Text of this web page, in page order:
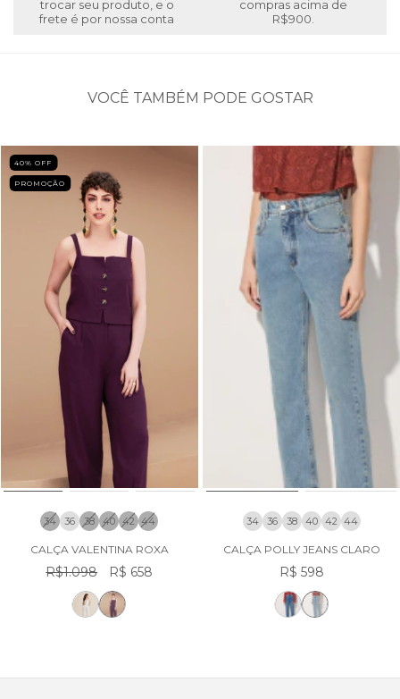
trocar seu produto, e o
frete é por nossa conta
compras acima de
R$900.
VOCÊ TAMBÉM PODE GOSTAR
40% OFF
PROMOÇÃO
34 36 38 40 42 44
CALÇA VALENTINA ROXA
R$1.098 R$ 658
34 36 38 40 42 44
CALÇA POLLY JEANS CLARO
R$ 598